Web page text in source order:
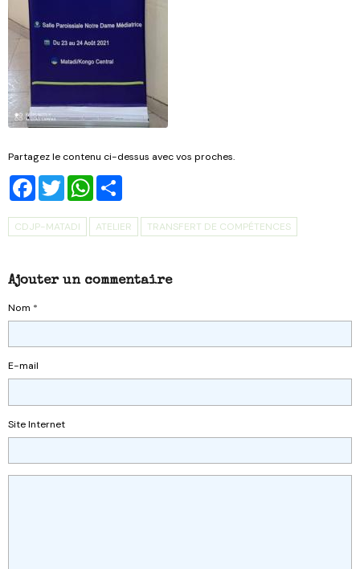
Partagez le contenu ci-dessus avec vos proches.
FacebookTwitter WhatsApp
CDJP-MATADI ATELIER TRANSFERT DE COMPÉTENCES
Ajouter un commentaire
Nom
E-mail
Site Internet